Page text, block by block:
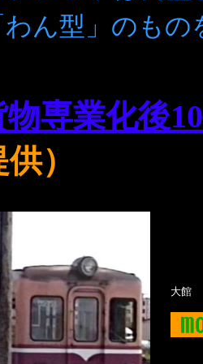
ん型」のも
物専業化後
）
大館